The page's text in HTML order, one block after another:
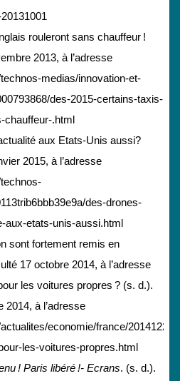
rouleront sans chauffeur !
2013, à l’adresse
medias/innovation-et-
des-2015-certains-taxis-
chauffeur-.html
aux Etats-Unis aussi?
2015, à l’adresse
des-drones-
aux-etats-unis-aussi.html
sont fortement remis en
17 octobre 2014, à l’adresse
les voitures propres ? (s. d.).
2014, à l’adresse
economie/france/
les-voitures-propres.html
! Paris libéré !- Ecrans. (s. d.).